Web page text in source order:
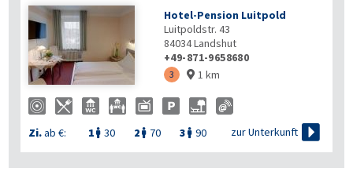
Hotel-Pension Luitpold
Luitpoldstr. 43
84034Landshut
+49-871-9658680
3  1 km
Zi.ab €: 1  30 2  70 3  90 zur Unterkunft 